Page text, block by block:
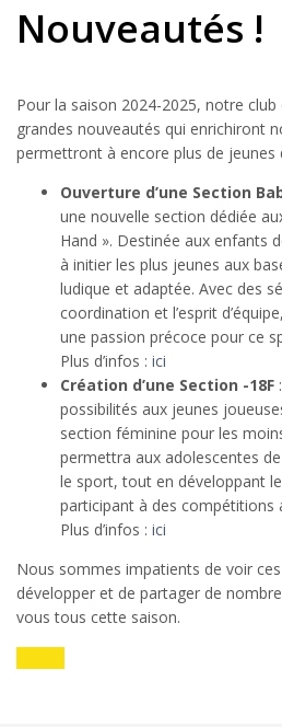
Nouveautés !
Pour la saison 2024-2025, notre club
grandes nouveautés qui enrichiront
permettront à encore plus de jeunes
Ouverture d’une Section
une nouvelle section dédiée
Hand ». Destinée aux enfants
à initier les plus jeunes aux
ludique et adaptée. Avec des
coordination et l’esprit
une passion précoce pour ce
Plus d’infos : ici
Création d’une Section -18F
possibilités aux jeunes
section féminine pour les
permettra aux adolescentes
le sport, tout en développant
participant à des compétitions
Plus d’infos : ici
Nous sommes impatients de voir
développer et de partager de
vous tous cette saison.